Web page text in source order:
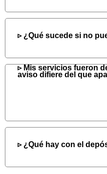
¿Qué sucede si no
Mis servicios fueron
aviso difiere del que
¿Qué hay con el